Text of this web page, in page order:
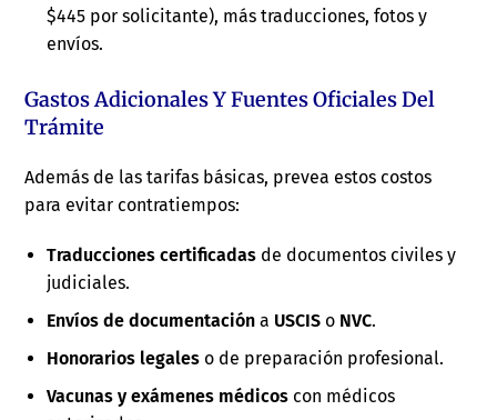
$445 por solicitante), más traducciones, fotos y
envíos.
Gastos Adicionales Y Fuentes Oficiales Del
Trámite
Además de las tarifas básicas, prevea estos costos
para evitar contratiempos:
Traducciones certificadas de documentos civiles y
judiciales.
Envíos de documentación a USCIS o NVC.
Honorarios legales o de preparación profesional.
Vacunas y exámenes médicos con médicos